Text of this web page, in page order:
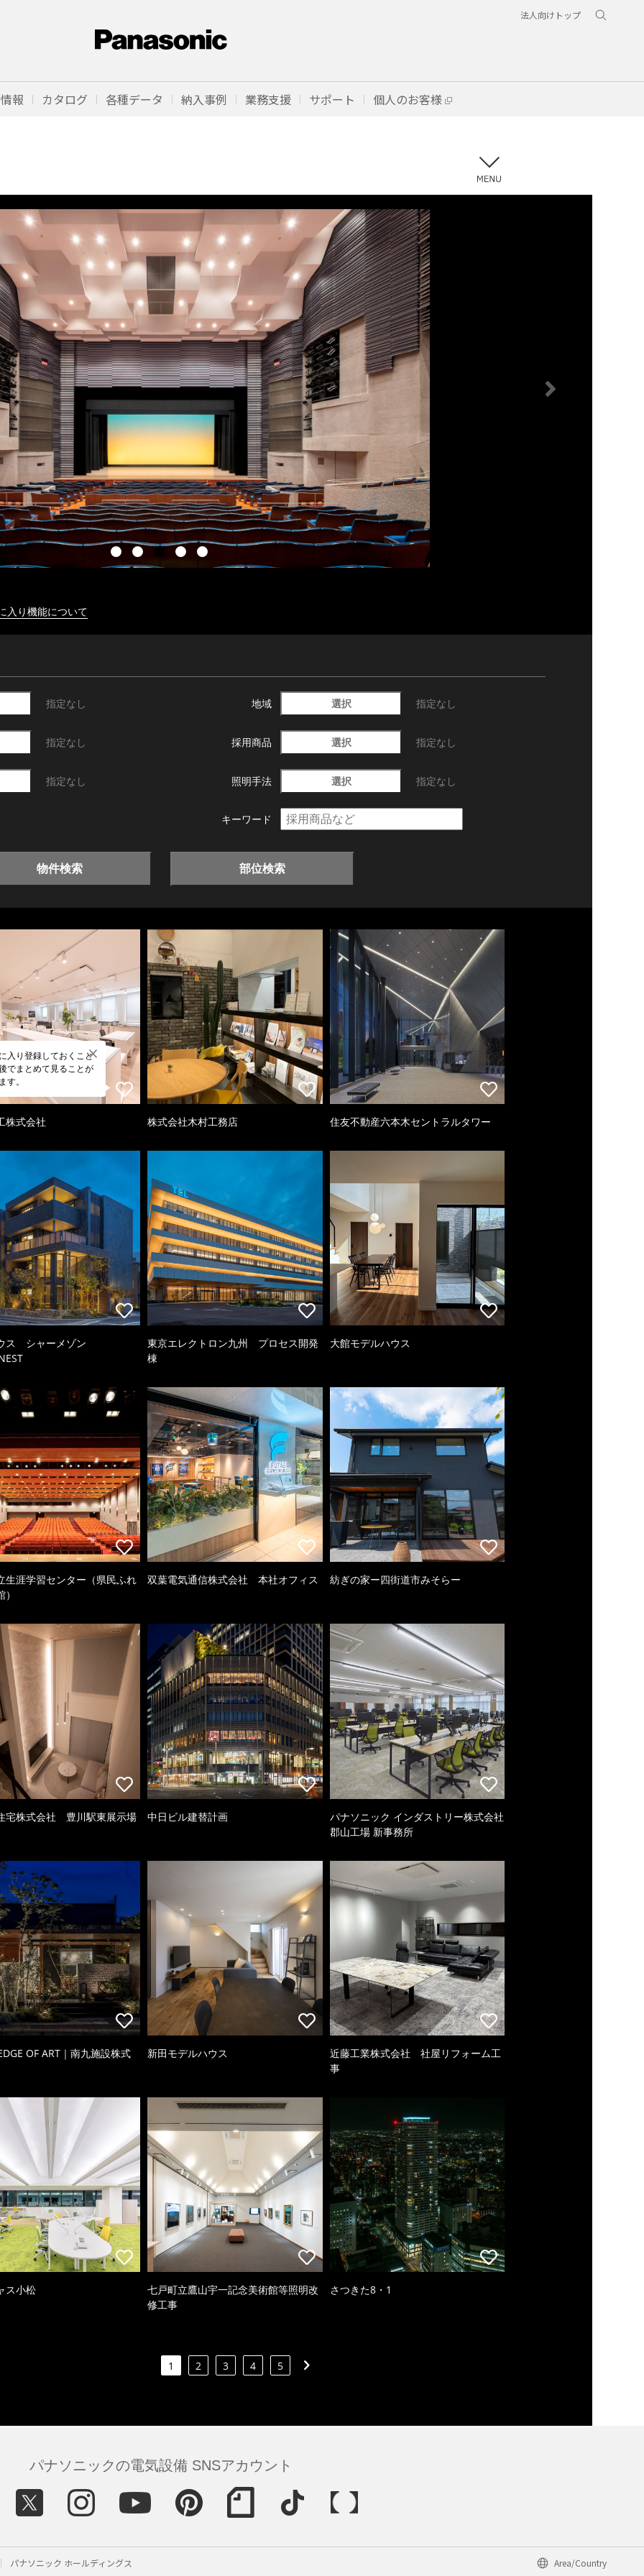
法人向けトップ
報 カタログ 各種データ 納入事例 業務支援 サポート 個人のお客様
入り機能について
指定なし 地域 選択 指定なし
指定なし 採用商品 選択 指定なし
指定なし 照明手法 選択 指定なし
キーワード
物件検索 部位検索
入り登録しておくこと
でまとめて見ることが
す。
株式会社 株式会社木村工務店 住友不動産六本木セントラルタワー
ス シャーメゾン
東京エレクトロン九州 プロセス開発
棟
大館モデルハウス
生涯学習センター（県民ふれ
双葉電気通信株式会社 本社オフィス 紡ぎの家ー四街道市みそらー
宅株式会社 豊川駅東展示場 中日ビル建替計画
パナソニック インダストリー株式会社
郡山工場 新事務所
OF ART｜南九施設株式 新田モデルハウス
近藤工業株式会社 社屋リフォーム工
事
ス小松
七戸町立鷹山宇一記念美術館等照明改
修工事
さつきた8・1
1 2 3 4 5
パナソニックの電気設備 SNSアカウント
パナソニック ホールディングス Area/Country